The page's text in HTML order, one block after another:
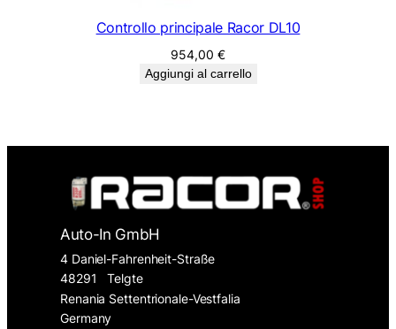
Controllo principale Racor DL10
954,00 €
Aggiungi al carrello
Auto-In GmbH
4 Daniel-Fahrenheit-Straße
48291
Telgte
Renania Settentrionale-Vestfalia
Germany